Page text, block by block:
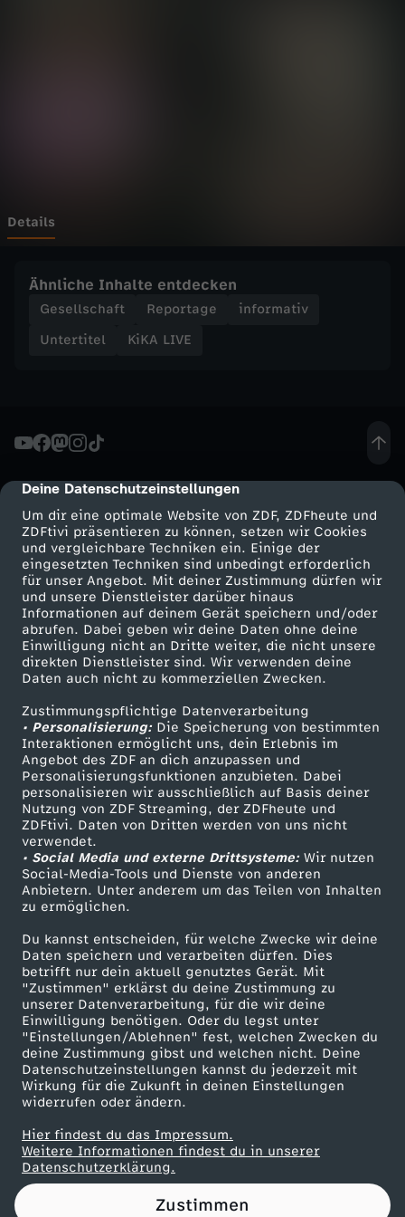
cmp-dialog-description
Deine Datenschutzeinstellungen
Um dir eine optimale Website von ZDF, ZDFheute und
ZDFtivi präsentieren zu können, setzen wir Cookies
und vergleichbare Techniken ein. Einige der
eingesetzten Techniken sind unbedingt erforderlich
für unser Angebot. Mit deiner Zustimmung dürfen wir
und unsere Dienstleister darüber hinaus
Informationen auf deinem Gerät speichern und/oder
abrufen. Dabei geben wir deine Daten ohne deine
Einwilligung nicht an Dritte weiter, die nicht unsere
direkten Dienstleister sind. Wir verwenden deine
Daten auch nicht zu kommerziellen Zwecken.
Zustimmungspflichtige Datenverarbeitung
• Personalisierung:Die Speicherung von bestimmten
Interaktionen ermöglicht uns, dein Erlebnis im
Angebot des ZDF an dich anzupassen und
Personalisierungsfunktionen anzubieten. Dabei
personalisieren wir ausschließlich auf Basis deiner
Nutzung von ZDF Streaming, der ZDFheute und
ZDFtivi. Daten von Dritten werden von uns nicht
verwendet.
• Social Media und externe Drittsysteme:Wir nutzen
Social-Media-Tools und Dienste von anderen
Anbietern. Unter anderem um das Teilen von Inhalten
zu ermöglichen.
Du kannst entscheiden, für welche Zwecke wir deine
Daten speichern und verarbeiten dürfen. Dies
betrifft nur dein aktuell genutztes Gerät. Mit
"Zustimmen" erklärst du deine Zustimmung zu
unserer Datenverarbeitung, für die wir deine
Einwilligung benötigen. Oder du legst unter
"Einstellungen/Ablehnen" fest, welchen Zwecken du
deine Zustimmung gibst und welchen nicht. Deine
Datenschutzeinstellungen kannst du jederzeit mit
Wirkung für die Zukunft in deinen Einstellungen
widerrufen oder ändern.
Hier findest du das Impressum.
Weitere Informationen findest du in unserer
Datenschutzerklärung.
Zustimmen
a
m
e
r
i
e
r
t
b
e
i
l
o
g
o
!
Details
Ähnliche Inhalte entdecken
Gesellschaft Reportage
informativ
Untertitel
KiKA LIVE
Mehr ZDF
ZDF-Apps
Smart TV
ZDFtext
Livestreams
Sendungen A-Z
TV-Programm
Service
ZDFmitreden
Kontakt zum ZDF
Tickets
Zuschauerservice
Hilfe
ZDF Unternehmen
Karriere
ZDF goes Schule
Werbefernsehen
Mainzelmännchen
Partner